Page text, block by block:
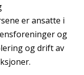
er ansatte i
og
og drift av